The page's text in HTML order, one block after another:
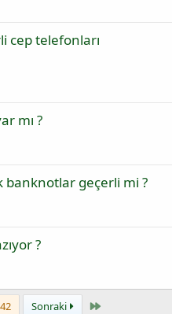
cep telefonları
mı ?
banknotlar geçerli mi ?
?
Sonraki Last